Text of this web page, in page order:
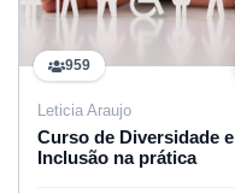
959
Leticia Araujo
Curso de Diversidade e
Inclusão na prática